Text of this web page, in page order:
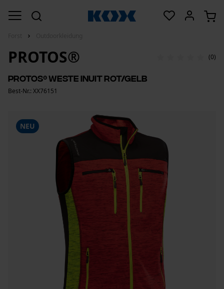
NEU
PROTOS® (0)
PROTOS® Weste Inuit Rot/Gelb
Best-Nr.: XX76151